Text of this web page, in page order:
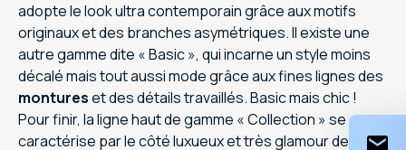
adopte le look ultra contemporain grâce aux motifs
originaux et des branches asymétriques. Il existe une
autre gamme dite « Basic », qui incarne un style moins
décalé mais tout aussi mode grâce aux fines lignes des
montureset des détails travaillés. Basic mais chic !
Pour finir, la ligne haut de gamme « Collection » se
caractérise par le côté luxueux et très glamour des